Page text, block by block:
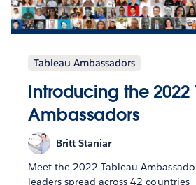
Tableau Ambassadors
Introducing the 2022
Ambassadors
Britt Staniar
Meet the 2022 Tableau
leaders spread across 42